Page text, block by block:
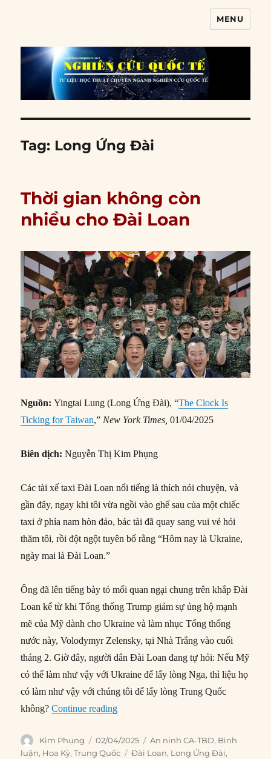
MENU
Tag: Long Ứng Đài
Thời gian không còn
nhiều cho Đài Loan
Nguồn: Yingtai Lung (Long Ứng Đài), “The Clock Is
Ticking for Taiwan,” New York Times, 01/04/2025
Biên dịch: Nguyễn Thị Kim Phụng
Các tài xế taxi Đài Loan nổi tiếng là thích nói chuyện, và
gần đây, ngay khi tôi vừa ngồi vào ghế sau của một chiếc
taxi ở phía nam hòn đảo, bác tài đã quay sang vui vẻ hỏi
thăm tôi, rồi đột ngột tuyên bố rằng “Hôm nay là Ukraine,
ngày mai là Đài Loan.”
Ông đã lên tiếng bày tỏ mối quan ngại chung trên khắp Đài
Loan kể từ khi Tổng thống Trump giảm sự ủng hộ mạnh
mẽ của Mỹ dành cho Ukraine và làm nhục Tổng thống
nước này, Volodymyr Zelensky, tại Nhà Trắng vào cuối
tháng 2. Giờ đây, người dân Đài Loan đang tự hỏi: Nếu Mỹ
có thể làm như vậy với Ukraine để lấy lòng Nga, thì liệu họ
có làm như vậy với chúng tôi để lấy lòng Trung Quốc
không?Continue reading“Thời gian không còn nhiều cho Đài
Author
Kim Phụng
Posted
on
02/04/2025 Categories
An ninh CA-TBD, Bình
luận, Hoa Kỳ,Trung Quốc Tags
Đài Loan, Long Ứng Đài,